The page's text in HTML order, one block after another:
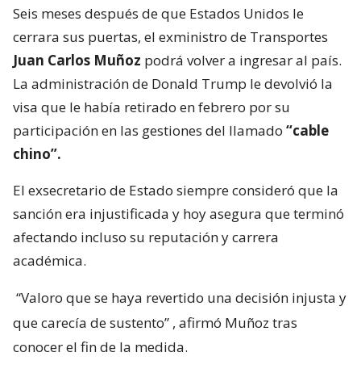
Seis meses después de que Estados Unidos le
cerrara sus puertas, el exministro de Transportes
Juan Carlos Muñoz podrá volver a ingresar al país.
La administración de Donald Trump le devolvió la
visa que le había retirado en febrero por su
participación en las gestiones del llamado “cable
chino”.
El exsecretario de Estado siempre consideró que la
sanción era injustificada y hoy asegura que terminó
afectando incluso su reputación y carrera
académica.
“Valoro que se haya revertido una decisión injusta y
que carecía de sustento” , afirmó Muñoz tras
conocer el fin de la medida.